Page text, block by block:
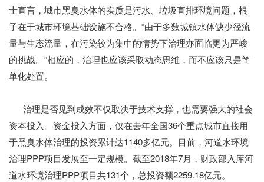
士直言，城市黑臭水体的实质是污水、垃圾直排环境问题，根
子在于城市环境基础设施不合格。“由于多数城镇水体缺少径流
量与生态流量，在污染较为集中的情势下治理亦面临更为严峻
的挑战。”相应的，治理也应该采取动态思维，而不应该只是简
单化处置。
治理是否见到成效不仅取决于技术支撑，也需要强大的社会
资本投入。资金投入方面，仅在去年全国36个重点城市直接用
于黑臭水体治理的投资累计达1140多亿元。目前，河道水环境
治理PPP项目发展至一定规模。截至2018年7月，财政部入库河
道水环境治理PPP项目共131个，总投资额2259.18亿元。